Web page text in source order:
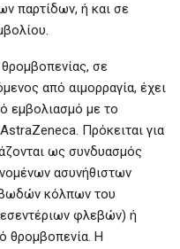
παρτίδων, ή και σε
σε
από αιμορραγία, έχει
εμβολιασμό με το
Πρόκειται για
ως συνδυασμός
ασυνήθιστων
κόλπων του
φλεβών) ή
θρομβοπενία. Η